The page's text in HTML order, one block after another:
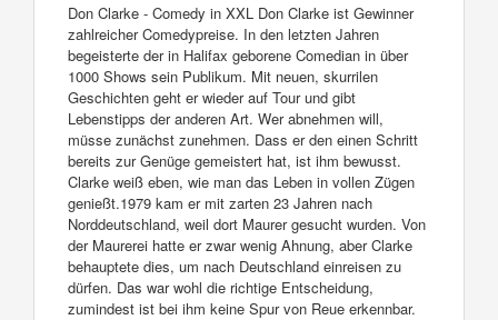
Don Clarke - Comedy in XXL Don Clarke ist Gewinner
zahlreicher Comedypreise. In den letzten Jahren
begeisterte der in Halifax geborene Comedian in über
1000 Shows sein Publikum. Mit neuen, skurrilen
Geschichten geht er wieder auf Tour und gibt
Lebenstipps der anderen Art. Wer abnehmen will,
müsse zunächst zunehmen. Dass er den einen Schritt
bereits zur Genüge gemeistert hat, ist ihm bewusst.
Clarke weiß eben, wie man das Leben in vollen Zügen
genießt.1979 kam er mit zarten 23 Jahren nach
Norddeutschland, weil dort Maurer gesucht wurden. Von
der Maurerei hatte er zwar wenig Ahnung, aber Clarke
behauptete dies, um nach Deutschland einreisen zu
dürfen. Das war wohl die richtige Entscheidung,
zumindest ist bei ihm keine Spur von Reue erkennbar.